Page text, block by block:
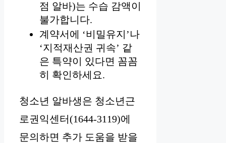
점 알바)는 수습 감액이
불가합니다.
계약서에 ‘비밀유지’나
‘지적재산권 귀속’ 같
은 특약이 있다면 꼼꼼
히 확인하세요.
청소년 알바생은 청소년근
로권익센터(1644-3119)에
문의하면 추가 도움을 받을